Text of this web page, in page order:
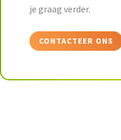
je graag verder.
CONTACTEER ONS